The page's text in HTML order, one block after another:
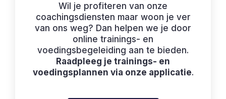
Wil je profiteren van onze
coachingsdiensten maar woon je ver
van ons weg? Dan helpen we je door
online trainings- en
voedingsbegeleiding aan te bieden.
Raadpleeg je trainings- en
voedingsplannen via onze applicatie.